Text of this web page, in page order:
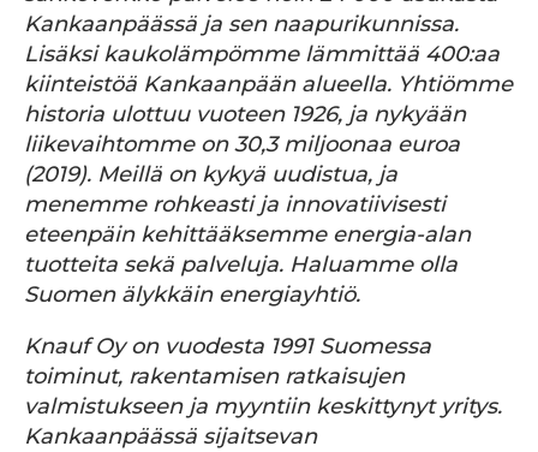
Kankaanpäässä ja sen naapurikunnissa.
Lisäksi kaukolämpömme lämmittää 400:aa
kiinteistöä Kankaanpään alueella. Yhtiömme
historia ulottuu vuoteen 1926, ja nykyään
liikevaihtomme on 30,3 miljoonaa euroa
(2019). Meillä on kykyä uudistua, ja
menemme rohkeasti ja innovatiivisesti
eteenpäin kehittääksemme energia-alan
tuotteita sekä palveluja. Haluamme olla
Suomen älykkäin energiayhtiö.
Knauf Oy on vuodesta 1991 Suomessa
toiminut, rakentamisen ratkaisujen
valmistukseen ja myyntiin keskittynyt yritys.
Kankaanpäässä sijaitsevan